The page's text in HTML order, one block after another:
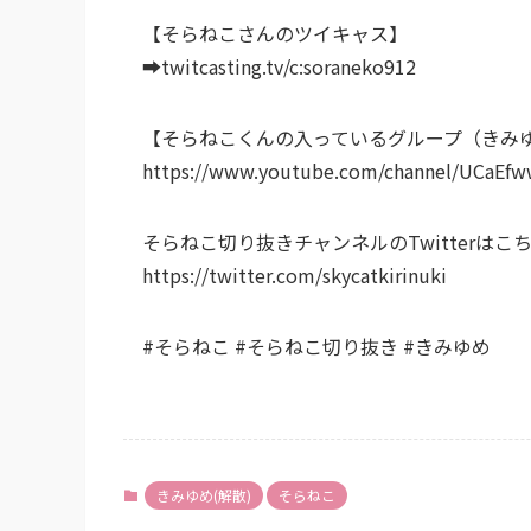
【そらねこさんのツイキャス】
➡twitcasting.tv/c:soraneko912
【そらねこくんの入っているグループ（きみ
https://www.youtube.com/channel/
そらねこ切り抜きチャンネルのTwitterはこ
https://twitter.com/skycatkirinuki
#そらねこ #そらねこ切り抜き #きみゆめ
きみゆめ(解散) そらねこ